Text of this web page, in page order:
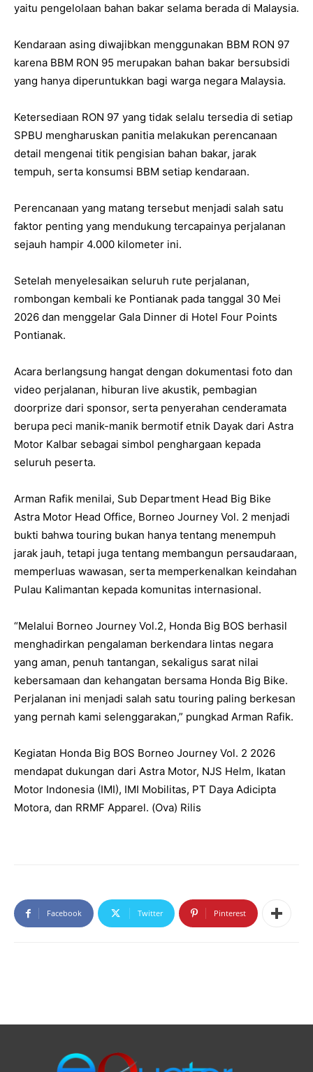
yaitu pengelolaan bahan bakar selama berada di Malaysia.
Kendaraan asing diwajibkan menggunakan BBM RON 97
karena BBM RON 95 merupakan bahan bakar bersubsidi
yang hanya diperuntukkan bagi warga negara Malaysia.
Ketersediaan RON 97 yang tidak selalu tersedia di setiap
SPBU mengharuskan panitia melakukan perencanaan
detail mengenai titik pengisian bahan bakar, jarak
tempuh, serta konsumsi BBM setiap kendaraan.
Perencanaan yang matang tersebut menjadi salah satu
faktor penting yang mendukung tercapainya perjalanan
sejauh hampir 4.000 kilometer ini.
Setelah menyelesaikan seluruh rute perjalanan,
rombongan kembali ke Pontianak pada tanggal 30 Mei
2026 dan menggelar Gala Dinner di Hotel Four Points
Pontianak.
Acara berlangsung hangat dengan dokumentasi foto dan
video perjalanan, hiburan live akustik, pembagian
doorprize dari sponsor, serta penyerahan cenderamata
berupa peci manik-manik bermotif etnik Dayak dari Astra
Motor Kalbar sebagai simbol penghargaan kepada
seluruh peserta.
Arman Rafik menilai, Sub Department Head Big Bike
Astra Motor Head Office, Borneo Journey Vol. 2 menjadi
bukti bahwa touring bukan hanya tentang menempuh
jarak jauh, tetapi juga tentang membangun persaudaraan,
memperluas wawasan, serta memperkenalkan keindahan
Pulau Kalimantan kepada komunitas internasional.
“Melalui Borneo Journey Vol.2, Honda Big BOS berhasil
menghadirkan pengalaman berkendara lintas negara
yang aman, penuh tantangan, sekaligus sarat nilai
kebersamaan dan kehangatan bersama Honda Big Bike.
Perjalanan ini menjadi salah satu touring paling berkesan
yang pernah kami selenggarakan,” pungkad Arman Rafik.
Kegiatan Honda Big BOS Borneo Journey Vol. 2 2026
mendapat dukungan dari Astra Motor, NJS Helm, Ikatan
Motor Indonesia (IMI), IMI Mobilitas, PT Daya Adicipta
Motora, dan RRMF Apparel. (Ova) Rilis
Facebook Twitter Pinterest